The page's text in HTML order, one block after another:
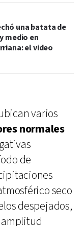
una batata de
medio en
el video
varios
normales
de
seco
despejados,